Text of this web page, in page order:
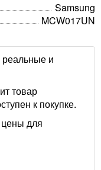
Samsung
MCW017UN
и
товар
к покупке.
для